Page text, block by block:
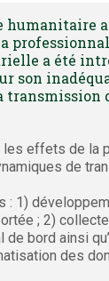
humanitaire
a été
son
effets de
de
1)
; 2)
bord ainsi
des